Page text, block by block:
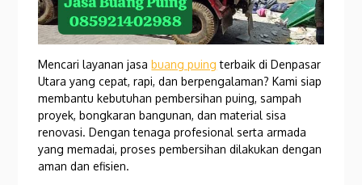
Mencari layanan jasabuang puing terbaik di Denpasar
Utara yang cepat, rapi, dan berpengalaman? Kami siap
membantu kebutuhan pembersihan puing, sampah
proyek, bongkaran bangunan, dan material sisa
renovasi. Dengan tenaga profesional serta armada
yang memadai, proses pembersihan dilakukan dengan
aman dan efisien.